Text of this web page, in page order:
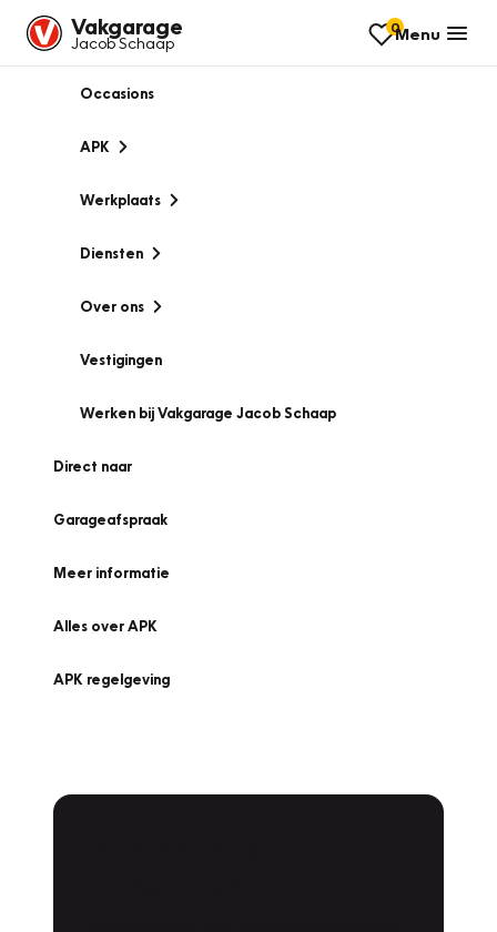
Vakgarage
Jacob Schaap
0Menu
Occasions
APK
Werkplaats
Diensten
Over ons
Vestigingen
Werken bij Vakgarage Jacob Schaap
Direct naar
Garageafspraak
Meer informatie
Alles over APK
APK regelgeving